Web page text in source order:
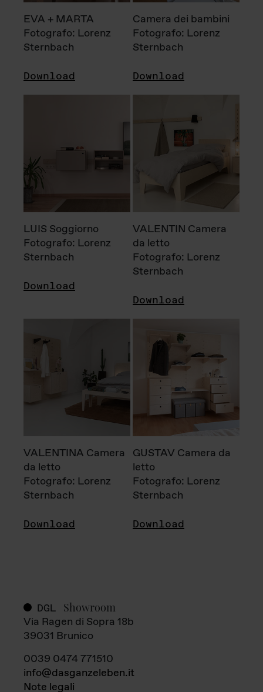
EVA + MARTA
Fotografo: Lorenz
Sternbach
Download
Camera dei bambini
Fotografo: Lorenz
Sternbach
Download
LUIS Soggiorno
Fotografo: Lorenz
Sternbach
Download
VALENTIN Camera
da letto
Fotografo: Lorenz
Sternbach
Download
VALENTINA Camera
da letto
Fotografo: Lorenz
Sternbach
Download
GUSTAV Camera da
letto
Fotografo: Lorenz
Sternbach
Download
DGL Showroom
Via Ragen di Sopra 18b
39031 Brunico
0039 0474 771510
info@dasganzeleben.it
Note legali